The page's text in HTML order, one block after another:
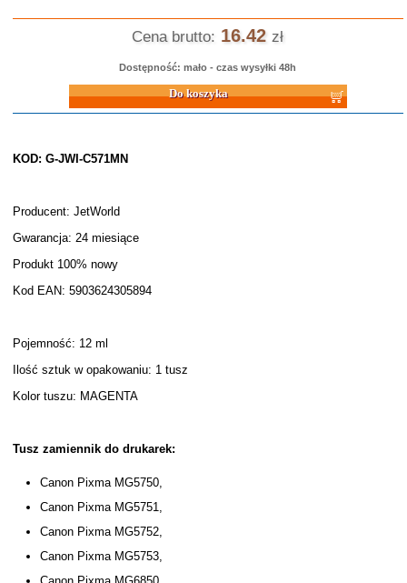
Cena brutto: 16.42 zł
Dostępność: mało - czas wysyłki 48h
Do koszyka
KOD: G-JWI-C571MN
Producent: JetWorld
Gwarancja: 24 miesiące
Produkt 100% nowy
Kod EAN: 5903624305894
Pojemność: 12 ml
Ilość sztuk w opakowaniu: 1 tusz
Kolor tuszu: MAGENTA
Tusz zamiennik do drukarek:
Canon Pixma MG5750,
Canon Pixma MG5751,
Canon Pixma MG5752,
Canon Pixma MG5753,